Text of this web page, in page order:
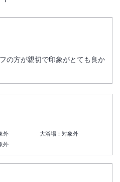
の方が親切で印象がとても良か
外 大浴場：対象外
外